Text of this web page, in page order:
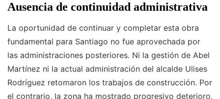
Ausencia de continuidad administrativa
La oportunidad de continuar y completar esta obra
fundamental para Santiago no fue aprovechada por
las administraciones posteriores. Ni la gestión de Abel
Martínez ni la actual administración del alcalde Ulises
Rodríguez retomaron los trabajos de construcción. Por
el contrario, la zona ha mostrado progresivo deterioro,